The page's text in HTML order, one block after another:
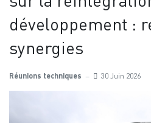
développement :
synergies
Réunions techniques 30 Juin 2026